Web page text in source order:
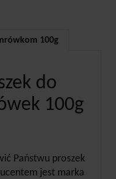
100g
do
100g
Państwu proszek
jest marka